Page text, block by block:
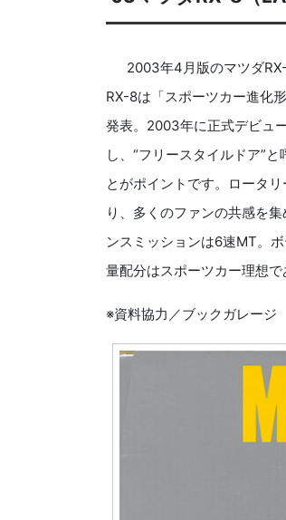
2003年4月版のマツダRX-
RX-8は「スポーツカー進化
発表。2003年に正式デビュ
し、“フリースタイルドア”
とがポイントです。ロータ
り、多くのファンの共感を
ンスミッションは6速MT。
量配分はスポーツカー理想
※資料協力／ブックガレージ